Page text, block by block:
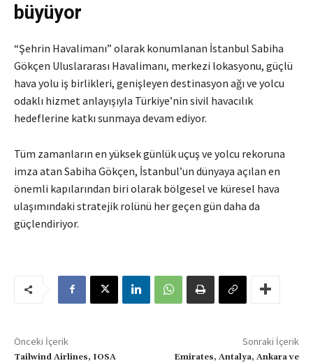
büyüyor
“Şehrin Havalimanı” olarak konumlanan İstanbul Sabiha
Gökçen Uluslararası Havalimanı, merkezi lokasyonu, güçlü
hava yolu iş birlikleri, genişleyen destinasyon ağı ve yolcu
odaklı hizmet anlayışıyla Türkiye’nin sivil havacılık
hedeflerine katkı sunmaya devam ediyor.
Tüm zamanların en yüksek günlük uçuş ve yolcu rekoruna
imza atan Sabiha Gökçen, İstanbul’un dünyaya açılan en
önemli kapılarından biri olarak bölgesel ve küresel hava
ulaşımındaki stratejik rolünü her geçen gün daha da
güçlendiriyor.
Önceki İçerik
Tailwind Airlines, IOSA
Sonraki İçerik
Emirates, Antalya, Ankara ve